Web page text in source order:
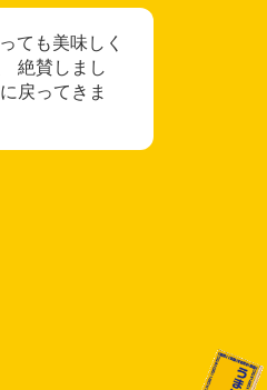
ても美味しく
絶賛しまし
戻ってきま